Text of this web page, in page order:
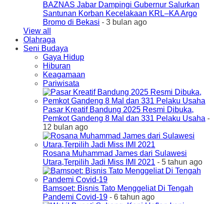
BAZNAS Jabar Dampingi Gubernur Salurkan
Santunan Korban Kecelakaan KRL–KA Argo
Bromo di Bekasi - 3 bulan ago
View all
Olahraga
Seni Budaya
Gaya Hidup
Hiburan
Keagamaan
Pariwisata
Pasar Kreatif Bandung 2025 Resmi Dibuka,
Pemkot Gandeng 8 Mal dan 331 Pelaku Usaha -
12 bulan ago
Rosana Muhammad James dari Sulawesi
Utara,Terpilih Jadi Miss IMI 2021 - 5 tahun ago
Bamsoet: Bisnis Tato Menggeliat Di Tengah
Pandemi Covid-19 - 6 tahun ago